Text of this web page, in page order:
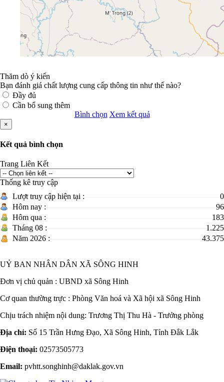
Thăm dò ý kiến
Bạn đánh giá chất lượng cung cấp thông tin như thế nào?
Đầy đủ
Cần bổ sung thêm
Bình chọn Xem kết quả
×
Kết quả bình chọn
Trang Liên Kết
Thống kê truy cập
Lượt truy cập hiện tại :
0
Hôm nay :
96
Hôm qua :
183
Tháng 08 :
1.225
Năm 2026 :
43.375
UỶ BAN NHÂN DÂN XÃ SÔNG HINH
Đơn vị chủ quản : UBND xã Sông Hinh
Cơ quan thường trực : Phòng Văn hoá và Xã hội xã Sông Hinh
Chịu trách nhiệm nội dung: Trương Thị Thu Hà - Trưởng phòng
Địa chỉ: Số 15 Trần Hưng Đạo, Xã Sông Hinh, Tỉnh Đắk Lắk
Điện thoại: 02573505773
Email: pvhtt.songhinh@daklak.gov.vn